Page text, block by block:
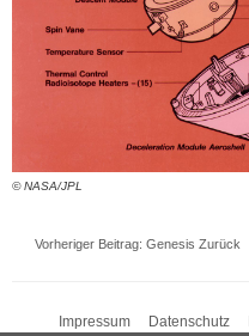
© NASA/JPL
Vorheriger Beitrag: Genesis Zurück
Impressum Datenschutz